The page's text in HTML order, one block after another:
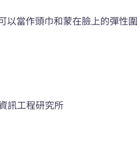
以當作頭巾和蒙在臉上的彈性圍
訊工程研究所